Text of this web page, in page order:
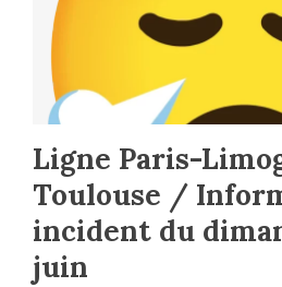
Ligne Paris-
Toulouse /
incident du
juin